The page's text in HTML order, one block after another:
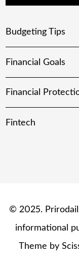
Budgeting Tips
Financial Goals
Financial
Fintech
© 2025.
informational
Theme by